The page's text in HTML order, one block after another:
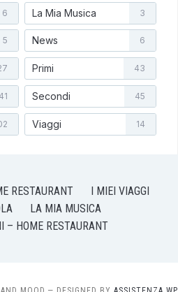
6 La Mia Musica 3
5 News 6
Primi 43
Secondi 45
Viaggi 14
RESTAURANT
I MIEI VIAGGI
LA MIA MUSICA
– HOME RESTAURANT